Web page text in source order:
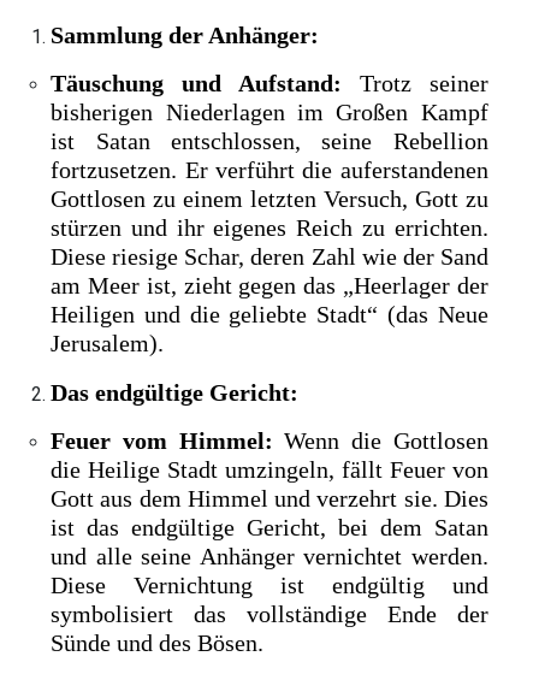
Sammlung der Anhänger:
Täuschung und Aufstand: Trotz seiner
bisherigen Niederlagen im Großen Kampf
ist Satan entschlossen, seine Rebellion
fortzusetzen. Er verführt die auferstandenen
Gottlosen zu einem letzten Versuch, Gott zu
stürzen und ihr eigenes Reich zu errichten.
Diese riesige Schar, deren Zahl wie der Sand
am Meer ist, zieht gegen das „Heerlager der
Heiligen und die geliebte Stadt“ (das Neue
Jerusalem).
Das endgültige Gericht:
Feuer vom Himmel: Wenn die Gottlosen
die Heilige Stadt umzingeln, fällt Feuer von
Gott aus dem Himmel und verzehrt sie. Dies
ist das endgültige Gericht, bei dem Satan
und alle seine Anhänger vernichtet werden.
Diese Vernichtung ist endgültig und
symbolisiert das vollständige Ende der
Sünde und des Bösen.